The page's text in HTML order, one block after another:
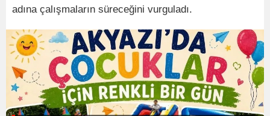
adına çalışmaların süreceğini vurguladı.